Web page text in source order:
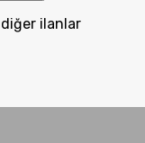
ilanlar